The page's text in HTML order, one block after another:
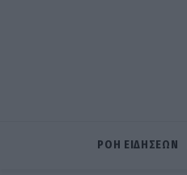
ΡΟΗ ΕΙΔΗΣΕΩΝ